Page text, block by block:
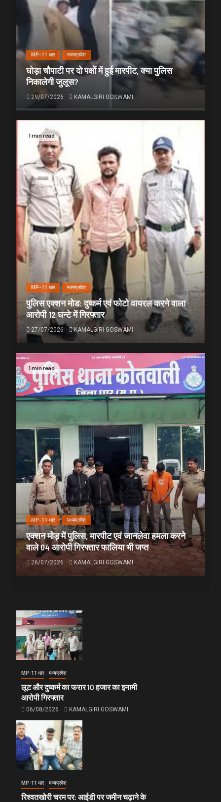
MP-11 धार मध्यप्रदेश
घोड़ा चौपाटी पर दो पक्षों में हुई मारपीट, क्या पुलिस
निकालेगी जुलूस?
29/07/2026 KAMALGIRI GOSWAMI
1 min read
MP-11 धार मध्यप्रदेश
पुलिस एक्शन मोड: दुष्कर्म एवं फोटो वायरल करने वाला
आरोपी 12 घन्टे में गिरफ्तार
27/07/2026 KAMALGIRI GOSWAMI
1 min read
MP-11 धार मध्यप्रदेश
एक्शन मोड़ में पुलिस, मारपीट एवं जानलेवा हमला करने
वाले 04 आरोपी गिरफ्तार फालिया भी जप्त
26/07/2026 KAMALGIRI GOSWAMI
MP-11 धार मध्यप्रदेश
लूट और दुष्कर्म का फरार 10 हजार का इनामी
आरोपी गिरफ्तार
06/08/2026 KAMALGIRI GOSWAMI
MP-11 धार मध्यप्रदेश
रिश्वतखोरी चरम पर: आईडी पर जमीन चढ़ाने के